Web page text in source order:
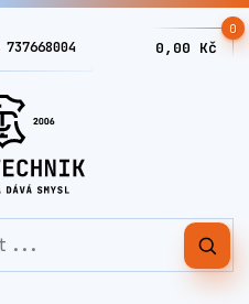
737668004
0
0,00 Kč